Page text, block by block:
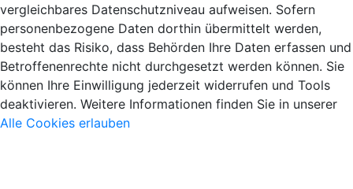
vergleichbares Datenschutzniveau aufweisen. Sofern
personenbezogene Daten dorthin übermittelt werden,
besteht das Risiko, dass Behörden Ihre Daten erfassen und
Betroffenenrechte nicht durchgesetzt werden können. Sie
können Ihre Einwilligung jederzeit widerrufen und Tools
deaktivieren. Weitere Informationen finden Sie in unserer
Alle Cookies erlauben